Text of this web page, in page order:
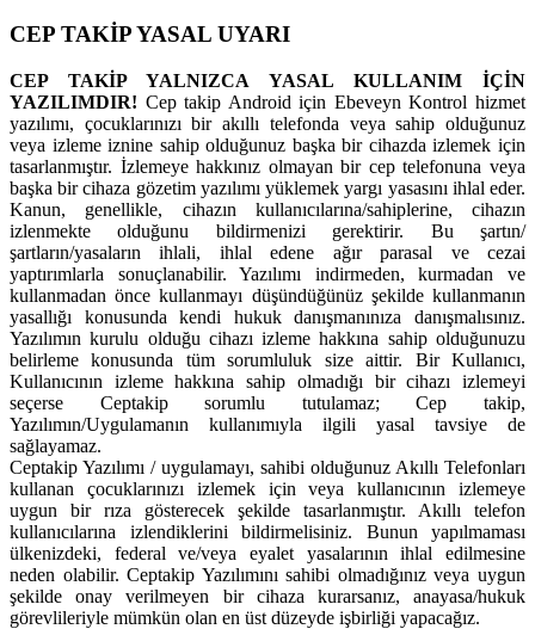
CEP TAKİP YASAL UYARI
CEP TAKİP YALNIZCA YASAL KULLANIM İÇİN
YAZILIMDIR! Cep takip Android için Ebeveyn Kontrol hizmet
yazılımı, çocuklarınızı bir akıllı telefonda veya sahip olduğunuz
veya izleme iznine sahip olduğunuz başka bir cihazda izlemek için
tasarlanmıştır. İzlemeye hakkınız olmayan bir cep telefonuna veya
başka bir cihaza gözetim yazılımı yüklemek yargı yasasını ihlal eder.
Kanun, genellikle, cihazın kullanıcılarına/sahiplerine, cihazın
izlenmekte olduğunu bildirmenizi gerektirir. Bu şartın/
şartların/yasaların ihlali, ihlal edene ağır parasal ve cezai
yaptırımlarla sonuçlanabilir. Yazılımı indirmeden, kurmadan ve
kullanmadan önce kullanmayı düşündüğünüz şekilde kullanmanın
yasallığı konusunda kendi hukuk danışmanınıza danışmalısınız.
Yazılımın kurulu olduğu cihazı izleme hakkına sahip olduğunuzu
belirleme konusunda tüm sorumluluk size aittir. Bir Kullanıcı,
Kullanıcının izleme hakkına sahip olmadığı bir cihazı izlemeyi
seçerse Ceptakip sorumlu tutulamaz; Cep takip,
Yazılımın/Uygulamanın kullanımıyla ilgili yasal tavsiye de
sağlayamaz.
Ceptakip Yazılımı / uygulamayı, sahibi olduğunuz Akıllı Telefonları
kullanan çocuklarınızı izlemek için veya kullanıcının izlemeye
uygun bir rıza gösterecek şekilde tasarlanmıştır. Akıllı telefon
kullanıcılarına izlendiklerini bildirmelisiniz. Bunun yapılmaması
ülkenizdeki, federal ve/veya eyalet yasalarının ihlal edilmesine
neden olabilir. Ceptakip Yazılımını sahibi olmadığınız veya uygun
şekilde onay verilmeyen bir cihaza kurarsanız, anayasa/hukuk
görevlileriyle mümkün olan en üst düzeyde işbirliği yapacağız.